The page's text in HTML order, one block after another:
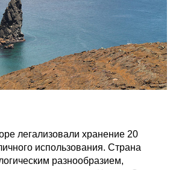
легализовали хранение 20
использования. Страна
разнообразием,